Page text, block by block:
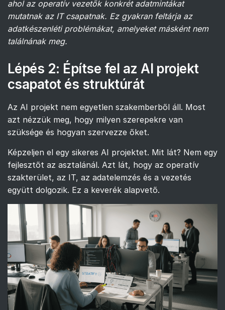
ahol az operatív vezetők konkrét adatmintákat
mutatnak az IT csapatnak. Ez gyakran feltárja az
adatkészenléti problémákat, amelyeket másként nem
találnának meg.
Lépés 2: Építse fel az AI projekt
csapatot és struktúrát
Az AI projekt nem egyetlen szakemberből áll. Most
azt nézzük meg, hogy milyen szerepekre van
szüksége és hogyan szervezze őket.
Képzeljen el egy sikeres AI projektet. Mit lát? Nem egy
fejlesztőt az asztalánál. Azt lát, hogy az operatív
szakterület, az IT, az adatelemzés és a vezetés
együtt dolgozik. Ez a keverék alapvető.